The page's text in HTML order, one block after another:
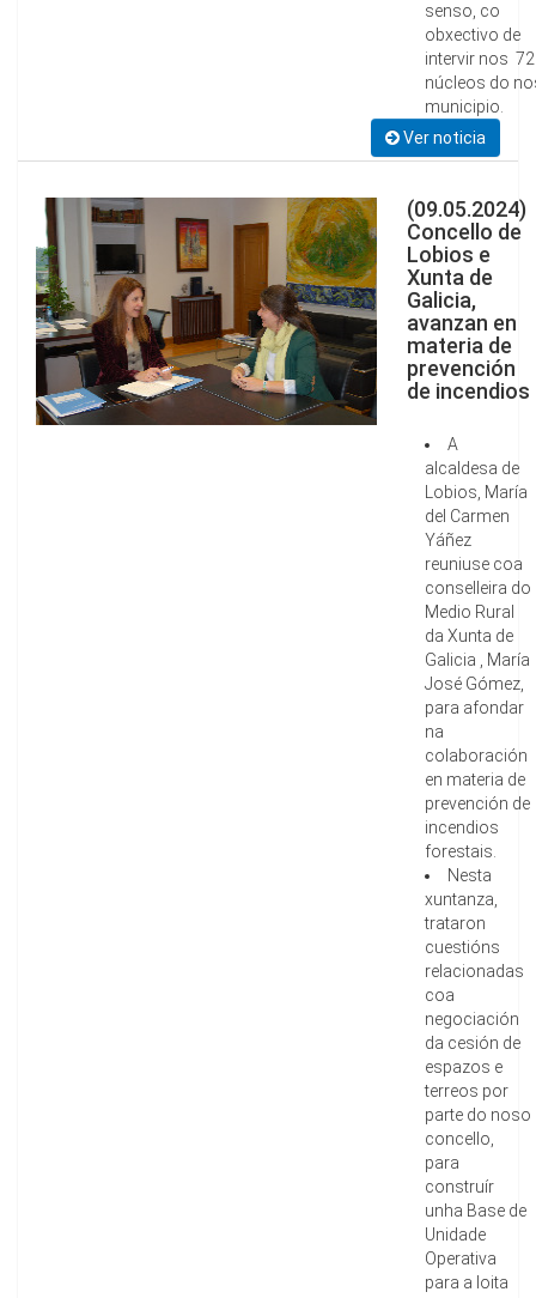
senso, co
obxectivo de
intervir nos 72
núcleos do
municipio.
Ver noticia
(09.05.2024)
Concello de
Lobios e
Xunta de
Galicia,
avanzan en
materia de
prevención
de incendios
A
alcaldesa de
Lobios, María
del Carmen
Yáñez
reuniuse coa
conselleira do
Medio Rural
da Xunta de
Galicia , María
José Gómez,
para afondar
na
colaboración
en materia de
prevención de
incendios
forestais.
Nesta
xuntanza,
trataron
cuestións
relacionadas
coa
negociación
da cesión de
espazos e
terreos por
parte do noso
concello,
para
construír
unha Base de
Unidade
Operativa
para a loita